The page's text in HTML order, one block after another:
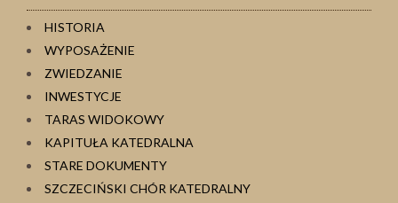
HISTORIA
WYPOSAŻENIE
ZWIEDZANIE
INWESTYCJE
TARAS WIDOKOWY
KAPITUŁA KATEDRALNA
STARE DOKUMENTY
SZCZECIŃSKI CHÓR KATEDRALNY